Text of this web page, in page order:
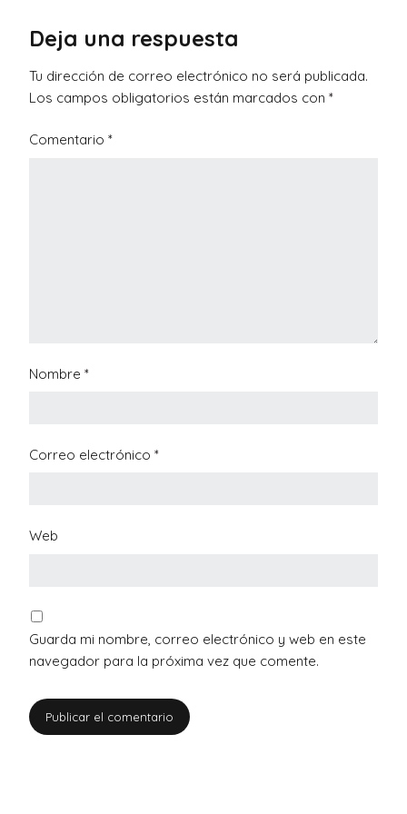
Deja una respuesta
Tu dirección de correo electrónico no será publicada.
Los campos obligatorios están marcados con *
Comentario *
Nombre *
Correo electrónico *
Web
Guarda mi nombre, correo electrónico y web en este
navegador para la próxima vez que comente.